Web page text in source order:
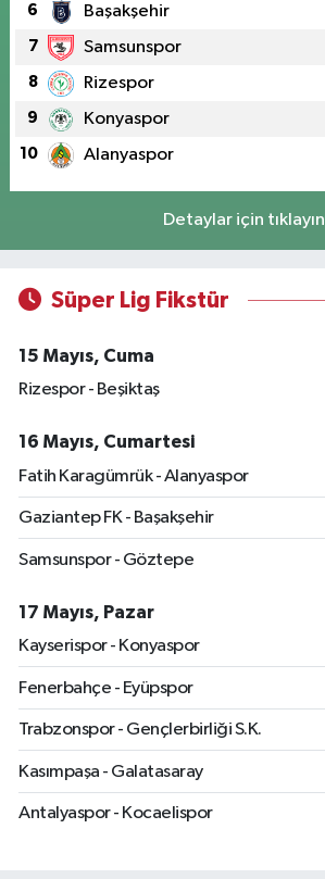
6 Başakşehir
7 Samsunspor
8 Rizespor
9 Konyaspor
10 Alanyaspor
Detaylar için tıklayın
Süper Lig Fikstür
15 Mayıs, Cuma
Rizespor - Beşiktaş
16 Mayıs, Cumartesi
Fatih Karagümrük - Alanyaspor
Gaziantep FK - Başakşehir
Samsunspor - Göztepe
17 Mayıs, Pazar
Kayserispor - Konyaspor
Fenerbahçe - Eyüpspor
Trabzonspor - Gençlerbirliği S.K.
Kasımpaşa - Galatasaray
Antalyaspor - Kocaelispor